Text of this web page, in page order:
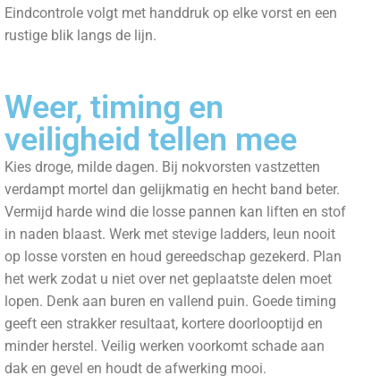
Eindcontrole volgt met handdruk op elke vorst en een
rustige blik langs de lijn.
Weer, timing en
veiligheid tellen mee
Kies droge, milde dagen. Bij nokvorsten vastzetten
verdampt mortel dan gelijkmatig en hecht band beter.
Vermijd harde wind die losse pannen kan liften en stof
in naden blaast. Werk met stevige ladders, leun nooit
op losse vorsten en houd gereedschap gezekerd. Plan
het werk zodat u niet over net geplaatste delen moet
lopen. Denk aan buren en vallend puin. Goede timing
geeft een strakker resultaat, kortere doorlooptijd en
minder herstel. Veilig werken voorkomt schade aan
dak en gevel en houdt de afwerking mooi.